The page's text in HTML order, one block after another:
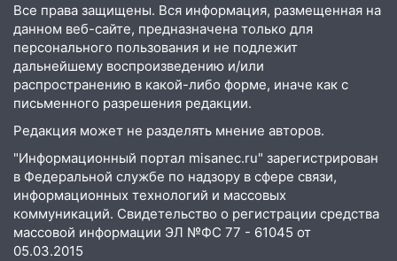
мошенники под видом преподавателя
14:12 Куда жаловаться ульяновцам на
упавшее дерево или затопленную улицу
после непогоды
ветром сорвало опалубку со
строящегося дома
13:54 В мэрии Ульяновска рассказали,
как устраняют последствия мощного
шторма
Все права защищены. Вся информация, размещенная на
данном веб-сайте, предназначена только для
персонального пользования и не подлежит
дальнейшему воспроизведению и/или
распространению в какой-либо форме, иначе как с
письменного разрешения редакции.
Редакция может не разделять мнение авторов.
"Информационный портал misanec.ru" зарегистрирован
в Федеральной службе по надзору в сфере связи,
информационных технологий и массовых
коммуникаций. Свидетельство о регистрации средства
массовой информации ЭЛ №ФС 77 - 61045 от
05.03.2015